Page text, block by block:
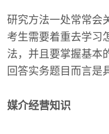
研究方法一处常常会
考生需要着重去学习
法，并且要掌握基本
回答实务题目而言是
媒介经营知识